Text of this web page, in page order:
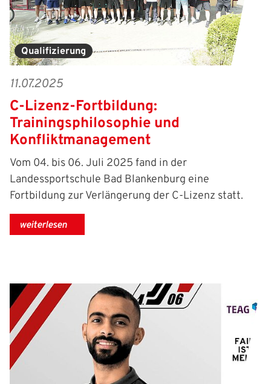
Qualifizierung
11.07.2025
C-Lizenz-Fortbildung:
Trainingsphilosophie und
Konfliktmanagement
Vom 04. bis 06. Juli 2025 fand in der
Landessportschule Bad Blankenburg eine
Fortbildung zur Verlängerung der C-Lizenz statt.
weiterlesen